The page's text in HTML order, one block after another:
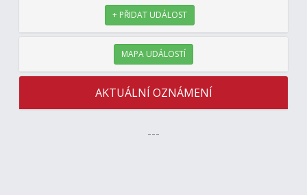
+ PŘIDAT UDÁLOST
MAPA UDÁLOSTÍ
AKTUÁLNÍ OZNÁMENÍ
---